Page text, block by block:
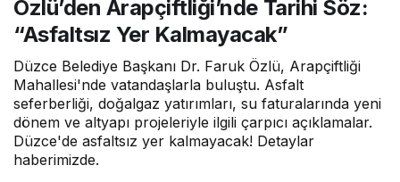
Kalmayacak”
Özlü’den Arapçiftliği’nde Tarihi Söz:
“Asfaltsız Yer Kalmayacak”
Düzce Belediye Başkanı Dr. Faruk Özlü, Arapçiftliği
Mahallesi'nde vatandaşlarla buluştu. Asfalt
seferberliği, doğalgaz yatırımları, su faturalarında yeni
dönem ve altyapı projeleriyle ilgili çarpıcı açıklamalar.
Düzce'de asfaltsız yer kalmayacak! Detaylar
haberimizde.